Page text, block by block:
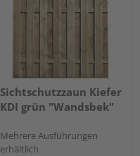
Sichtschutzzaun Kiefer
KDI grün "Wandsbek"
Mehrere Ausführungen
erhältlich